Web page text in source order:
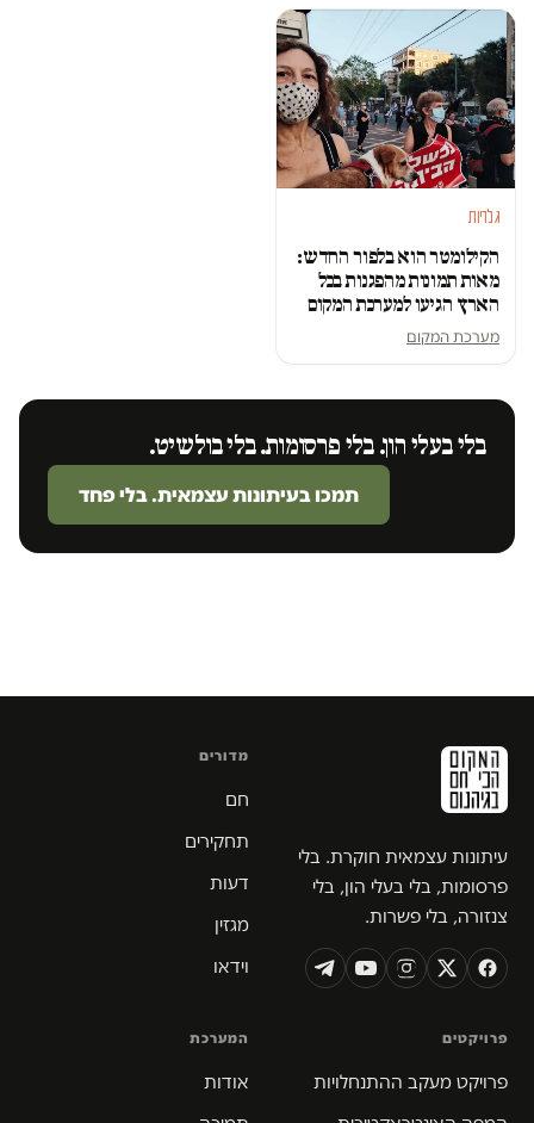
גלריות
הקילומטר הוא בלפור החדש:
מאות תמונות מהפגנות בכל
הארץ הגיעו למערכת המקום
מערכת המקום
בלי בעלי הון. בלי פרסומות. בלי בולשיט.
תמכו בעיתונות עצמאית. בלי פחד
עיתונות עצמאית חוקרת. בלי
פרסומות, בלי בעלי הון, בלי
צנזורה, בלי פשרות.
מדורים
חם
תחקירים
דעות
מגזין
וידאו
פרויקטים
פרויקט מעקב ההתנחלויות
המערכת
אודות